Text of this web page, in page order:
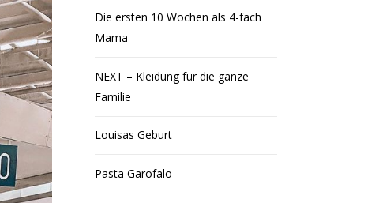
Die ersten 10 Wochen als 4-fach
Mama
NEXT – Kleidung für die ganze
Familie
Louisas Geburt
Pasta Garofalo